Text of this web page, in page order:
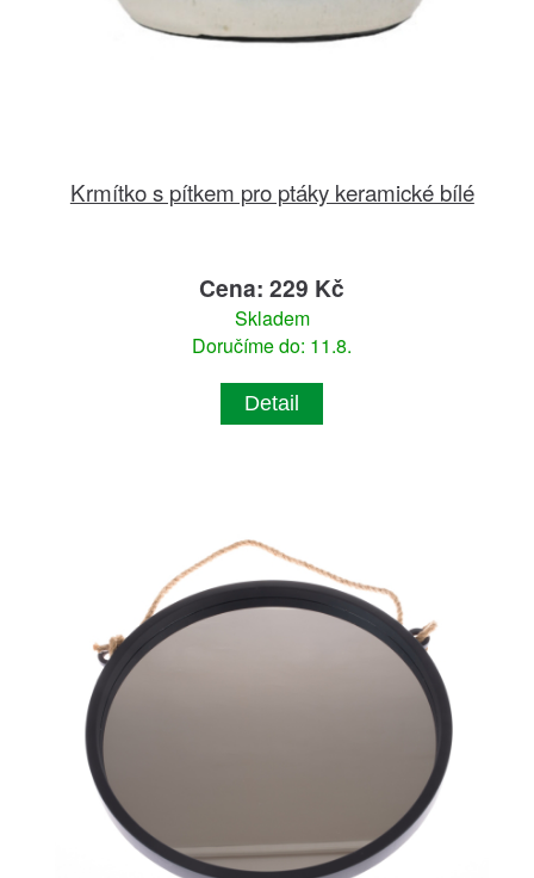
Krmítko s pítkem pro ptáky keramické bílé
Cena: 229 Kč
Skladem
Doručíme do: 11.8.
Detail